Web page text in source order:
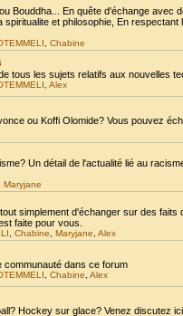
Bouddha... En quête d'échange avec
spiritualite et philosophie, En
Chabine
tous les sujets relatifs aux nouvelles
Alex
ou Koffi Olomide? Vous pouvez
Un détail de l'actualité lié au
Maryjane
simplement d'échanger sur des
faite pour vous.
Chabine Maryjane Alex
communauté dans ce forum
Chabine Alex
Hockey sur glace? Venez discutez